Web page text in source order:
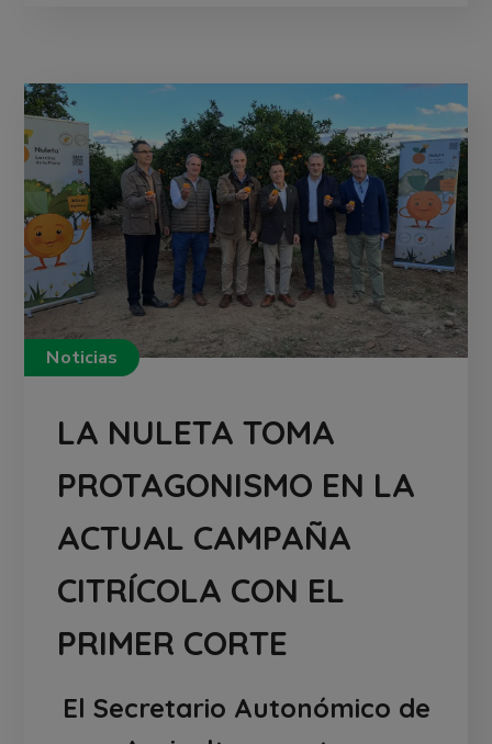
Noticias
LA NULETA TOMA
PROTAGONISMO EN LA
ACTUAL CAMPAÑA
CITRÍCOLA CON EL
PRIMER CORTE
El Secretario Autonómico de